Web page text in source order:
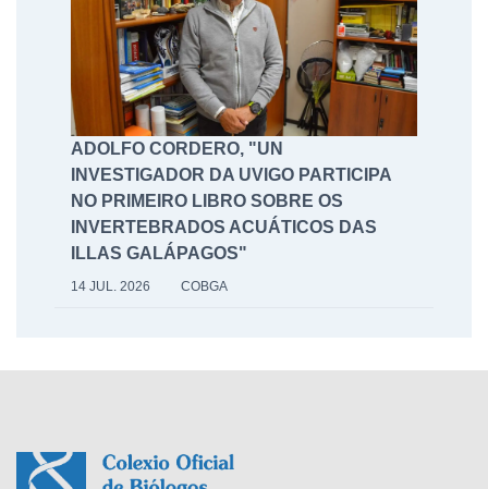
ADOLFO CORDERO, "UN
INVESTIGADOR DA UVIGO PARTICIPA
NO PRIMEIRO LIBRO SOBRE OS
INVERTEBRADOS ACUÁTICOS DAS
ILLAS GALÁPAGOS"
14 JUL. 2026 COBGA